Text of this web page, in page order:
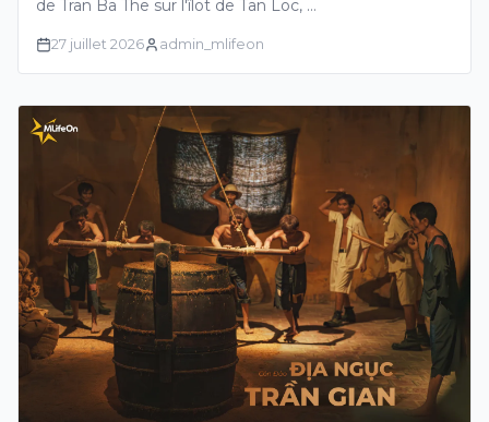
HISTOIRES GLORIEUSES DU DELTA DU
MEKONG
de Tran Ba The sur l'îlot de Tan Loc, …
27 juillet 2026 admin_mlifeon